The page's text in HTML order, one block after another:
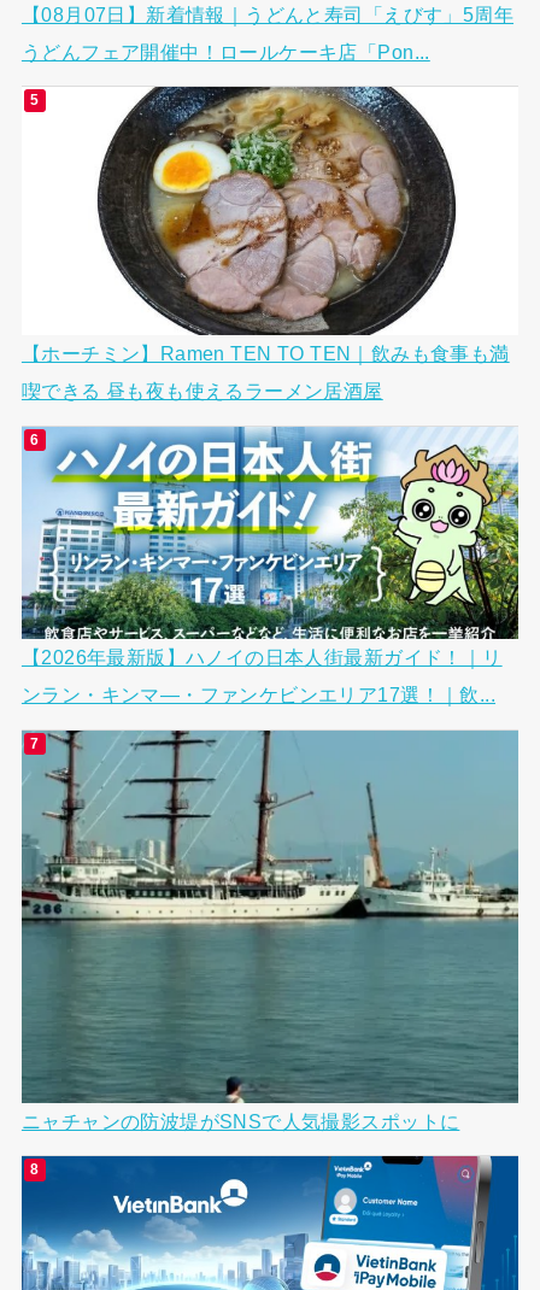
【08月07日】新着情報｜うどんと寿司「えびす」5周年
うどんフェア開催中！ロールケーキ店「Pon...
【ホーチミン】Ramen TEN TO TEN｜飲みも食事も満
喫できる 昼も夜も使えるラーメン居酒屋
【2026年最新版】ハノイの日本人街最新ガイド！｜リ
ンラン・キンマ―・ファンケビンエリア17選！｜飲...
ニャチャンの防波堤がSNSで人気撮影スポットに